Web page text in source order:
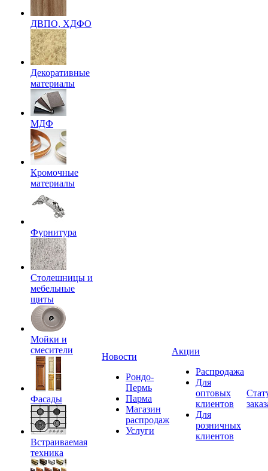
ДВПО, ХДФО
Декоративные
материалы
МДФ
Кромочные
материалы
Фурнитура
Столешницы и
мебельные
щиты
Мойки и
смесители
Фасады
Встраиваемая
техника
Новости
Рондо-
Пермь
Парма
Магазин
распродаж
Услуги
Акции
Распродажа
Для
оптовых
клиентов
Для
розничных
клиентов